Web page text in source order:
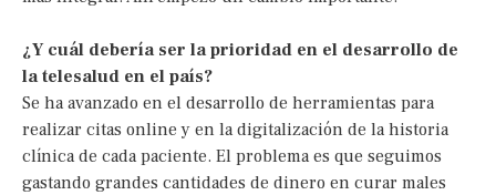
¿Y cuál debería ser la prioridad en el desarrollo de
la telesalud en el país?
Se ha avanzado en el desarrollo de herramientas para
realizar citas online y en la digitalización de la historia
clínica de cada paciente. El problema es que seguimos
gastando grandes cantidades de dinero en curar males